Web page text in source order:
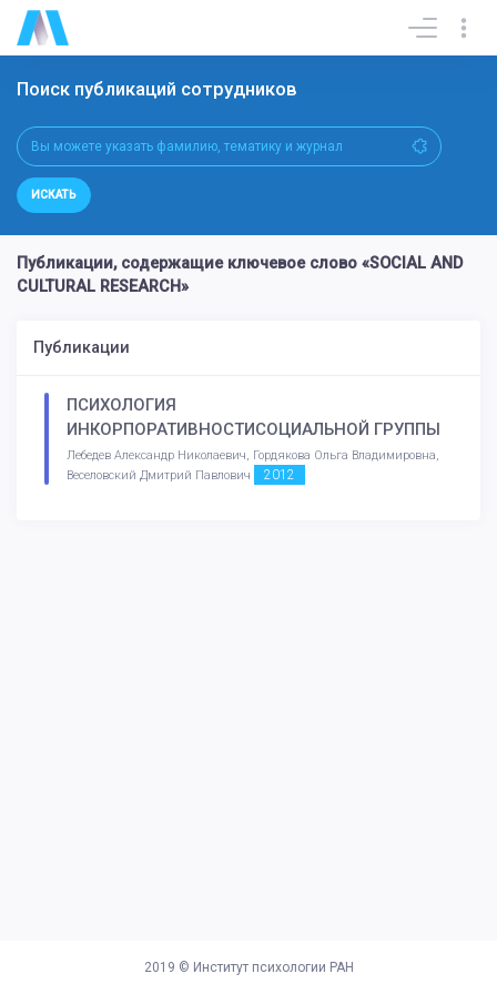
Поиск публикаций сотрудников
ИСКАТЬ
Публикации, содержащие ключевое слово «SOCIAL AND
CULTURAL RESEARCH»
Публикации
ПСИХОЛОГИЯ
ИНКОРПОРАТИВНОСТИСОЦИАЛЬНОЙ ГРУППЫ
Лебедев Александр Николаевич, Гордякова Ольга Владимировна,
Веселовский Дмитрий Павлович
2012
2019 © Институт психологии РАН